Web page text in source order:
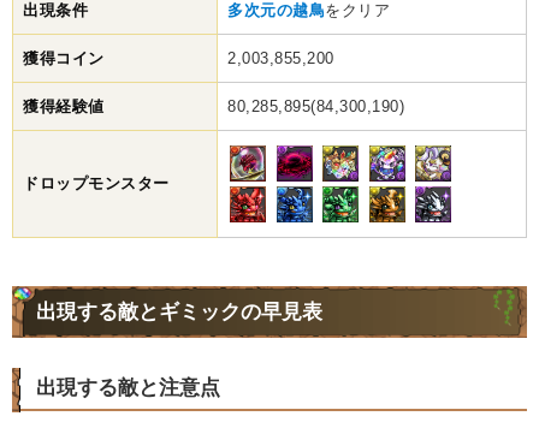
出現条件 多次元の越鳥をクリア
獲得コイン 2,003,855,200
獲得経験値 80,285,895(84,300,190)
ドロップモンスター
出現する敵とギミックの早見表
出現する敵と注意点